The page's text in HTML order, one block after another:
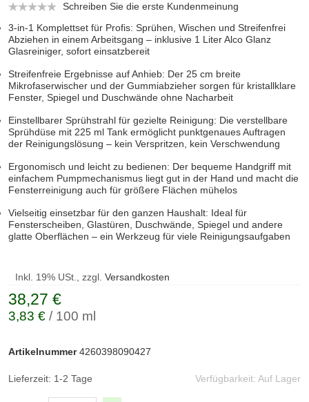
Schreiben Sie die erste Kundenmeinung
3-in-1 Komplettset für Profis: Sprühen, Wischen und Streifenfrei
Abziehen in einem Arbeitsgang – inklusive 1 Liter Alco Glanz
Glasreiniger, sofort einsatzbereit
Streifenfreie Ergebnisse auf Anhieb: Der 25 cm breite
Mikrofaserwischer und der Gummiabzieher sorgen für kristallklare
Fenster, Spiegel und Duschwände ohne Nacharbeit
Einstellbarer Sprühstrahl für gezielte Reinigung: Die verstellbare
Sprühdüse mit 225 ml Tank ermöglicht punktgenaues Auftragen
der Reinigungslösung – kein Verspritzen, kein Verschwendung
Ergonomisch und leicht zu bedienen: Der bequeme Handgriff mit
einfachem Pumpmechanismus liegt gut in der Hand und macht die
Fensterreinigung auch für größere Flächen mühelos
Vielseitig einsetzbar für den ganzen Haushalt: Ideal für
Fensterscheiben, Glastüren, Duschwände, Spiegel und andere
glatte Oberflächen – ein Werkzeug für viele Reinigungsaufgaben
Inkl. 19% USt., zzgl. Versandkosten
38,27 €
3,83 € / 100 ml
Verfügbarkeit: Auf Lager
Artikelnummer 4260398090427
Lieferzeit: 1-2 Tage